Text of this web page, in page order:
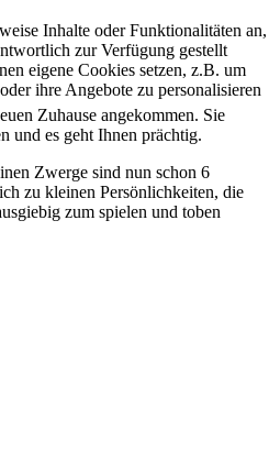
Zuhause angekommen. Sie
und es geht Ihnen prächtig.
Zwerge sind nun schon 6
zu kleinen Persönlichkeiten, die
zum spielen und toben
Inhalte oder Funktionalitäten an,
zur Verfügung gestellt
eigene Cookies setzen, z.B. um
ihre Angebote zu personalisieren